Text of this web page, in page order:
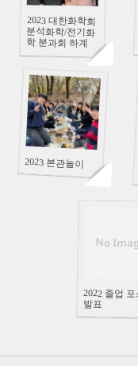
2023 대한화학회
분석화학/전기화
학 분과회 하계
심포지엄_2탄
2023 본관놀이
92816
No
2022 졸업 포
발표
91796